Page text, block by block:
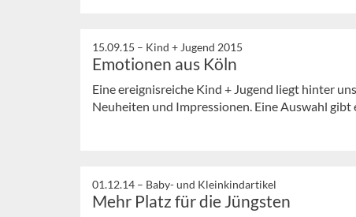
15.09.15 – Kind + Jugend 2015
Emotionen aus Köln
Eine ereignisreiche Kind + Jugend liegt hinter
Neuheiten und Impressionen. Eine Auswahl gibt
01.12.14 – Baby- und Kleinkindartikel
Mehr Platz für die Jüngsten